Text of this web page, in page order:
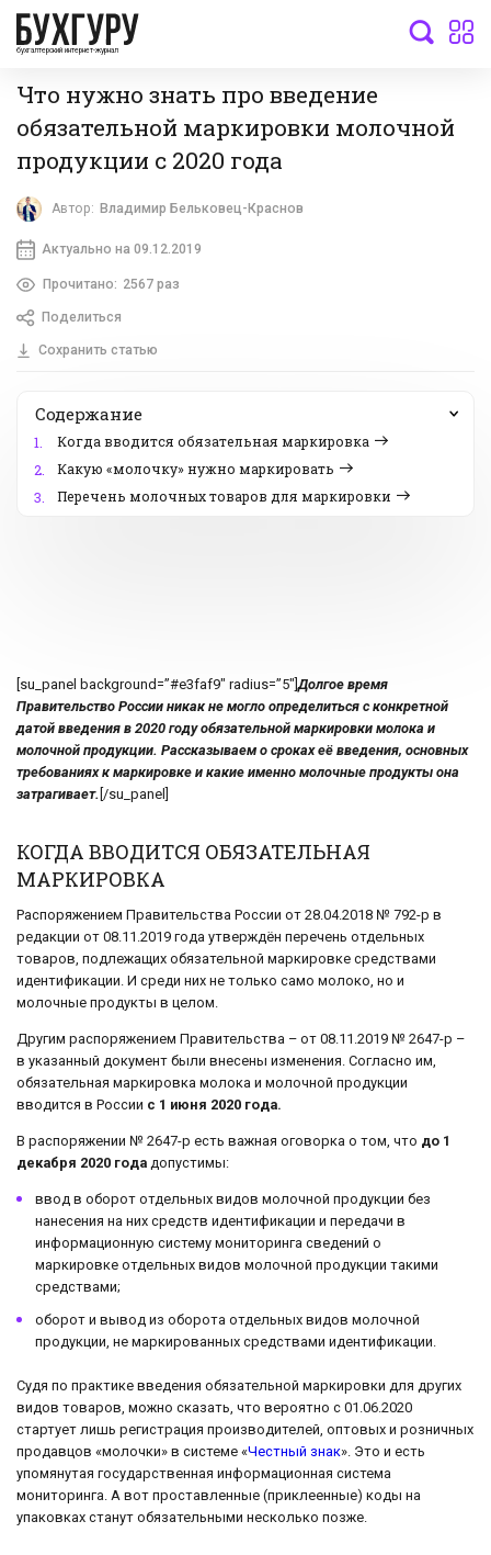
бухгалтерский интернет-журнал
Что нужно знать про введение
обязательной маркировки молочной
продукции с 2020 года
Автор: Владимир Бельковец-Краснов
Актуально на 09.12.2019
Прочитано: 2567 раз
Поделиться
Сохранить статью
Содержание
1.
Когда вводится обязательная маркировка
2.
Какую «молочку» нужно маркировать
3.
Перечень молочных товаров для маркировки
[su_panel background=”#e3faf9″ radius=”5″]Долгое время
Правительство России никак не могло определиться с конкретной
датой введения в 2020 году обязательной маркировки молока и
молочной продукции. Рассказываем о сроках её введения, основных
требованиях к маркировке и какие именно молочные продукты она
затрагивает. [/su_panel]
КОГДА ВВОДИТСЯ ОБЯЗАТЕЛЬНАЯ
МАРКИРОВКА
Распоряжением Правительства России от 28.04.2018 № 792-р в
редакции от 08.11.2019 года утверждён перечень отдельных
товаров, подлежащих обязательной маркировке средствами
идентификации. И среди них не только само молоко, но и
молочные продукты в целом.
Другим распоряжением Правительства – от 08.11.2019 № 2647-р –
в указанный документ были внесены изменения. Согласно им,
обязательная маркировка молока и молочной продукции
вводится в России с 1 июня 2020 года.
В распоряжении № 2647-р есть важная оговорка о том, что до 1
декабря 2020 года допустимы:
ввод в оборот отдельных видов молочной продукции без
нанесения на них средств идентификации и передачи в
информационную систему мониторинга сведений о
маркировке отдельных видов молочной продукции такими
средствами;
оборот и вывод из оборота отдельных видов молочной
продукции, не маркированных средствами идентификации.
Судя по практике введения обязательной маркировки для других
видов товаров, можно сказать, что вероятно с 01.06.2020
стартует лишь регистрация производителей, оптовых и розничных
продавцов «молочки» в системе «Честный знак». Это и есть
упомянутая государственная информационная система
мониторинга. А вот проставленные (приклеенные) коды на
упаковках станут обязательными несколько позже.